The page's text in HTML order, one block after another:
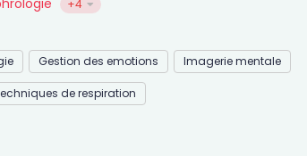
+4
Gestion des emotions Imagerie mentale
de respiration